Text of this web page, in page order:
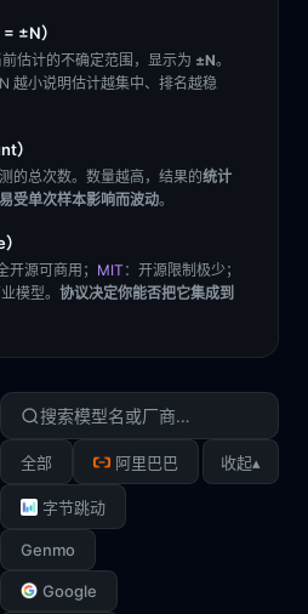
±N）
估计的不确定范围，显示为 ±N。
越小说明估计越集中、排名越稳
）
的总次数。数量越高，结果的统计
受单次样本影响而波动。
开源可商用； MIT ：开源限制极少；
模型。 协议决定你能否把它集成到
全部 阿里巴巴
字节跳动
Genmo
Google
收起▴